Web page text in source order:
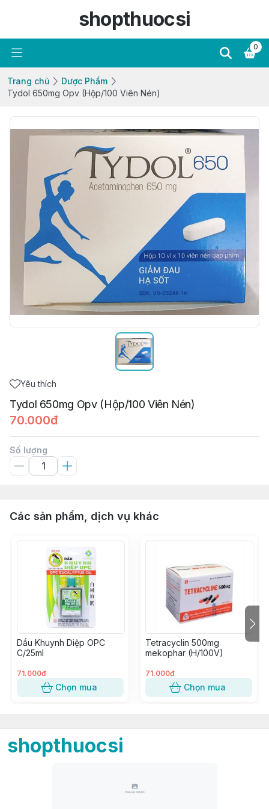
shopthuocsi
0
Trang chủ
Dược Phẩm
Tydol 650mg Opv (Hộp/100 Viên Nén)
Yêu thích
Tydol 650mg Opv (Hộp/100 Viên Nén)
70.000đ
Số lượng
Các sản phẩm, dịch vụ khác
Dầu Khuynh Diệp OPC
C/25ml
71.000đ
Chọn mua
Tetracyclin 500mg
mekophar (H/100V)
71.000đ
Chọn mua
shopthuocsi